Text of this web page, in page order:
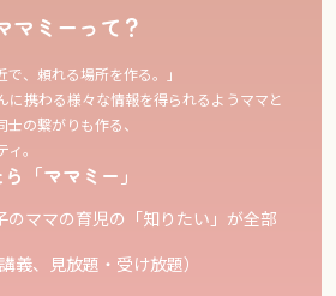
マミーって？
で、頼れる場所を作る。」
に携わる様々な情報を得られるようママと
の繋がりも作る、
。
「ママミー」
のママの育児の「知りたい」が全部
義、見放題・受け放題）